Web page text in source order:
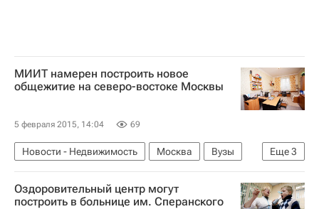
МИИТ намерен построить новое
общежитие на северо-востоке Москвы
5 февраля 2015, 14:04 69
Еще3
Новости - Недвижимость Москва
Вузы
Общежития
Строительство Россия
Оздоровительный центр могут
построить в больнице им. Сперанского